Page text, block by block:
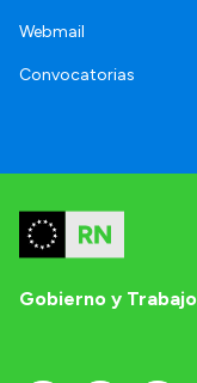
Webmail
Convocatorias
Gobierno y Trabajo